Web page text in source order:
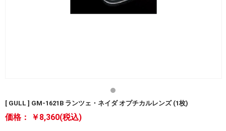
[ GULL ] GM-1621B ランツェ・ネイダ オプチカルレンズ (1枚)
価格： ￥8,360(税込)